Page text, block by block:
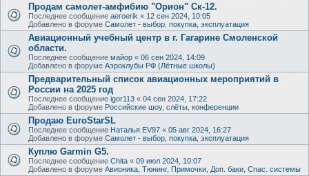
Продам самолет-амфибию "Орион" Ск-12.
Последнее сообщение aeroerik « 12 сен 2024, 10:05
Добавлено в форуме Самолет - выбор, покупка, эксплуатация
Авиационный учебный центр в г. Гагарине Смоленской
области.
Последнее сообщение майор « 06 сен 2024, 14:09
Добавлено в форуме Аэроклубы РФ (Лётные школы)
Предварительный список авиационных мероприятий в
России на 2025 год
Последнее сообщение igor113 « 04 сен 2024, 17:22
Добавлено в форуме Российские шоу, слёты, конференции
Продаю EuroStarSL
Последнее сообщение Наталья EV97 « 05 авг 2024, 16:27
Добавлено в форуме Самолет - выбор, покупка, эксплуатация
Куплю Garmin G5.
Последнее сообщение Chita « 09 июл 2024, 10:07
Добавлено в форуме Авионика, Тюнинг, Примочки, Доп. баки, Спас. системы